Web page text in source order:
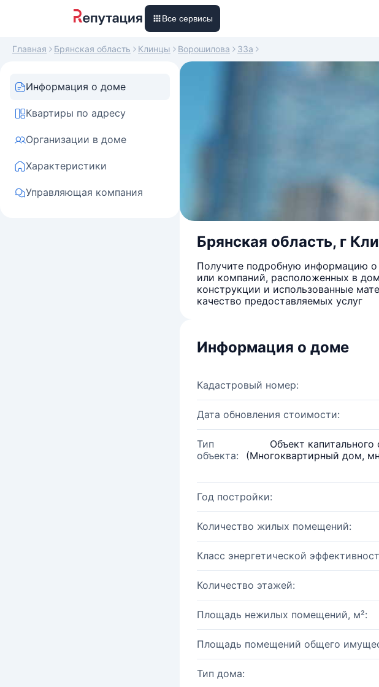
Все сервисы
Главная Брянская область Клинцы Ворошилова 33а
Информация о доме
Квартиры по адресу
Организации в доме
Характеристики
Управляющая компания
Брянская область, г
Получите подробную информацию о
или компаний, расположенных в
конструкции и использованные
качество предоставляемых услуг
Информация о доме
Кадастровый номер:
Дата обновления стоимости:
Тип
объекта:
Объект
(Многоквартирный дом,
Год постройки:
Количество жилых помещений:
Класс энергетической
Количество этажей:
Площадь нежилых помещений, м²:
Площадь помещений общего
Тип дома: